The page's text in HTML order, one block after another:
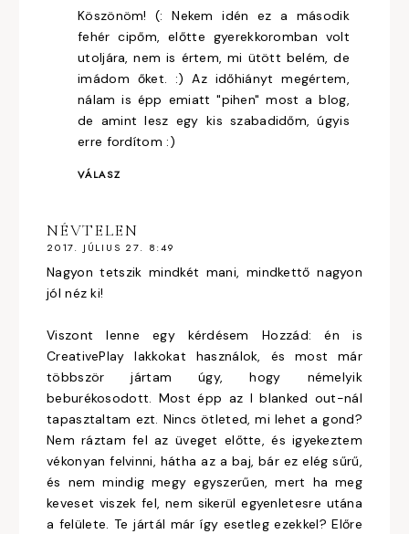
Köszönöm! (: Nekem idén ez a második
fehér cipőm, előtte gyerekkoromban volt
utoljára, nem is értem, mi ütött belém, de
imádom őket. :) Az időhiányt megértem,
nálam is épp emiatt "pihen" most a blog,
de amint lesz egy kis szabadidőm, úgyis
erre fordítom :)
VÁLASZ
NÉVTELEN
2017. JÚLIUS 27. 8:49
Nagyon tetszik mindkét mani, mindkettő nagyon
jól néz ki!
Viszont lenne egy kérdésem Hozzád: én is
CreativePlay lakkokat használok, és most már
többször jártam úgy, hogy némelyik
beburékosodott. Most épp az I blanked out-nál
tapasztaltam ezt. Nincs ötleted, mi lehet a gond?
Nem ráztam fel az üveget előtte, és igyekeztem
vékonyan felvinni, hátha az a baj, bár ez elég sűrű,
és nem mindig megy egyszerűen, mert ha meg
keveset viszek fel, nem sikerül egyenletesre utána
a felülete. Te jártál már így esetleg ezekkel? Előre